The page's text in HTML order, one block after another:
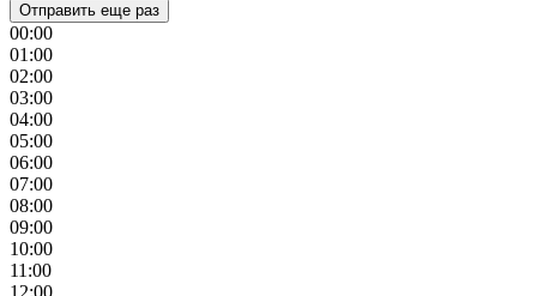
Отправить еще раз
00:00
01:00
02:00
03:00
04:00
05:00
06:00
07:00
08:00
09:00
10:00
11:00
12:00